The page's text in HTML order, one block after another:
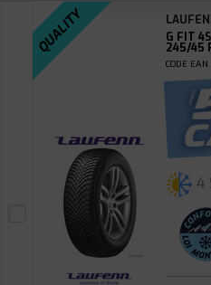
QUALITY
G FIT 4S
245/45
CODE
4